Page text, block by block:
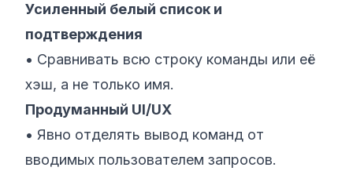
Усиленный белый список и
подтверждения
• Сравнивать всю строку команды или её
хэш, а не только имя.
Продуманный UI/UX
• Явно отделять вывод команд от
вводимых пользователем запросов.